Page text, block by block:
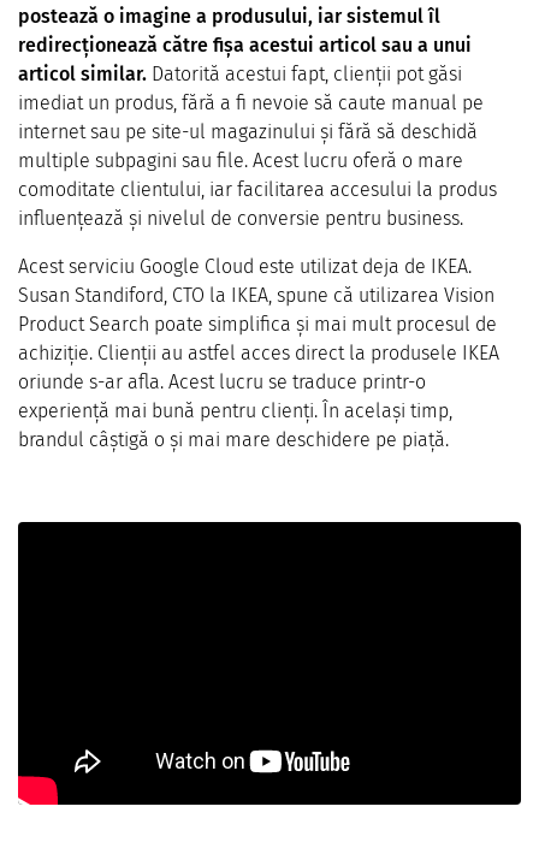
postează o imagine a produsului, iar sistemul îl
redirecționează către fișa acestui articol sau a unui
articol similar. Datorită acestui fapt, clienții pot găsi
imediat un produs, fără a fi nevoie să caute manual pe
internet sau pe site-ul magazinului și fără să deschidă
multiple subpagini sau file. Acest lucru oferă o mare
comoditate clientului, iar facilitarea accesului la produs
influențează și nivelul de conversie pentru business.
Acest serviciu Google Cloud este utilizat deja de IKEA.
Susan Standiford, CTO la IKEA, spune că utilizarea Vision
Product Search poate simplifica și mai mult procesul de
achiziție. Clienții au astfel acces direct la produsele IKEA
oriunde s-ar afla. Acest lucru se traduce printr-o
experiență mai bună pentru clienți. În același timp,
brandul câștigă o și mai mare deschidere pe piață.